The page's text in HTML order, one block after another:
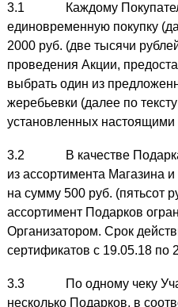
3.1 Каждому
единовременную покупку
2000 руб. (две тысячи
проведения Акции,
выбрать один из
жеребьевки (далее по
установленных
3.2 В качестве Подарка
из ассортимента Магазина
на сумму 500 руб. (пятьсот
ассортимент Подарков
Организатором. Срок
сертификатов с 19.05.18 по
3.3 По одному чеку
несколько Подарков, в